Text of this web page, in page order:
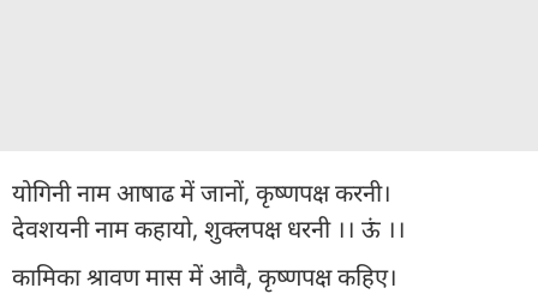
योगिनी नाम आषाढ में जानों, कृष्णपक्ष करनी।
देवशयनी नाम कहायो, शुक्लपक्ष धरनी ।। ऊं ।।
कामिका श्रावण मास में आवै, कृष्णपक्ष कहिए।